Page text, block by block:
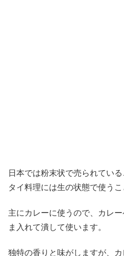
日本では粉末状で売られてい
タイ料理には生の状態で使うこ
主にカレーに使うので、カレ
ま入れて潰して使います。
独特の香りと味がしますが、